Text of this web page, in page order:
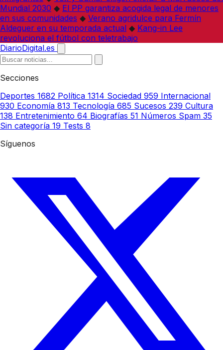
Mundial 2030 ◆ El PP garantiza acogida legal de menores
en sus comunidades ◆ Verano agridulce para Fermín
Aldeguer en su temporada actual ◆ Kang-in Lee
revoluciona el fútbol con teletrabajo
DiarioDigital.es
Secciones
Deportes 1682 Política 1314 Sociedad 959 Internacional
930 Economía 813 Tecnología 685 Sucesos 239 Cultura
138 Entretenimiento 64 Biografías 51 Números Spam 35
Sin categoría 19 Tests 8
Síguenos